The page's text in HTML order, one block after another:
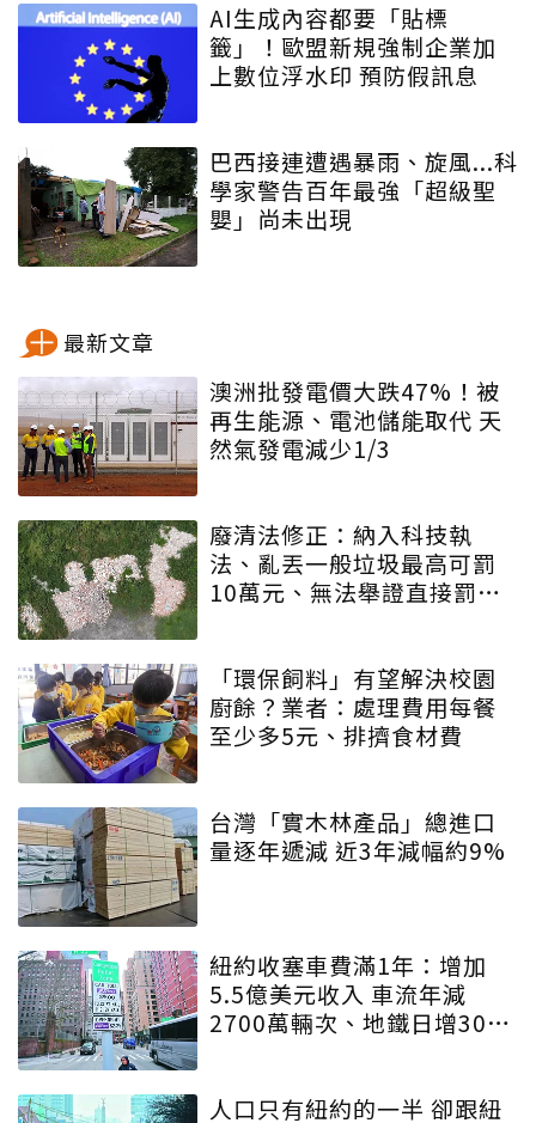
AI生成內容都要「貼標
籤」！歐盟新規強制企業加
上數位浮水印 預防假訊息
巴西接連遭遇暴雨、旋風...科
學家警告百年最強「超級聖
嬰」尚未出現
最新文章
澳洲批發電價大跌47%！被
再生能源、電池儲能取代 天
然氣發電減少1/3
廢清法修正：納入科技執
法、亂丟一般垃圾最高可罰
10萬元、無法舉證直接罰車
「環保飼料」有望解決校園
廚餘？業者：處理費用每餐
至少多5元、排擠食材費
台灣「實木林產品」總進口
量逐年遞減 近3年減幅約9%
紐約收塞車費滿1年：增加
5.5億美元收入 車流年減
2700萬輛次、地鐵日增30萬
人口只有紐約的一半 卻跟紐